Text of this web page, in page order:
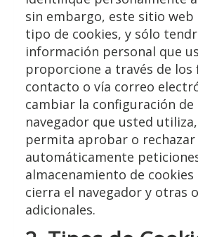
sin embargo, este sitio
tipo de cookies, y sólo
información personal que
proporcione a través de
contacto o vía correo
cambiar la configuración de
navegador que usted
permita aprobar o rechazar
automáticamente
almacenamiento de cookies
cierra el navegador y otras
adicionales.